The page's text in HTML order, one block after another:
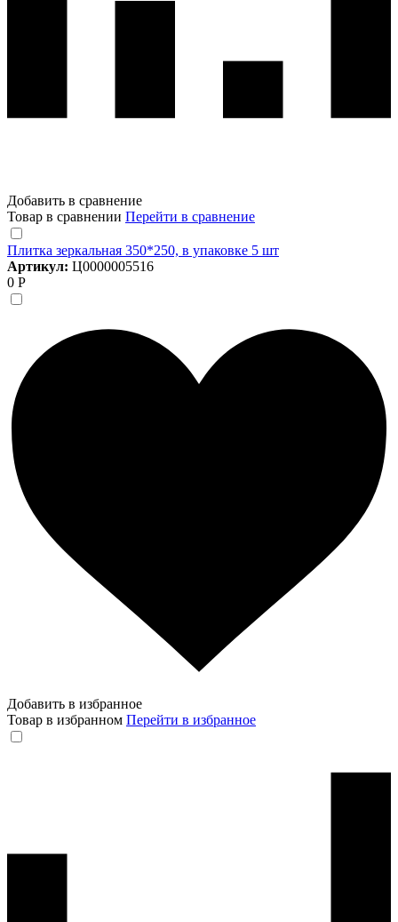
Добавить в сравнение
Товар в сравнении Перейти в сравнение
Плитка зеркальная 350*250, в упаковке 5 шт
Артикул: Ц0000005516
0 Р
Добавить в избранное
Товар в избранном Перейти в избранное